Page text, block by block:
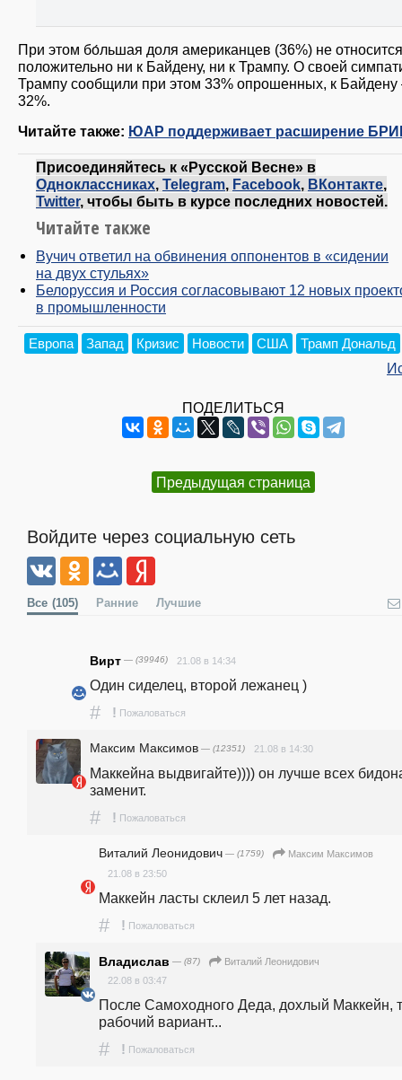
При этом бо́льшая доля американцев (36%) не относится
положительно ни к Байдену, ни к Трампу. О своей
Трампу сообщили при этом 33% опрошенных, к
32%.
Читайте также: ЮАР поддерживает расширение
Присоединяйтесь к «Русской Весне» в
Одноклассниках, Telegram, Facebook, ВКонтакте,
Twitter, чтобы быть в курсе последних новостей.
Читайте также
Вучич ответил на обвинения оппонентов в «сидении
на двух стульях»
Белоруссия и Россия согласовывают 12 новых
в промышленности
Европа Запад Кризис Новости США Трамп Дональд
ПОДЕЛИТЬСЯ
Предыдущая страница
Войдите через социальную сеть
Все (105) Ранние Лучшие
Вирт — (39946) 21.08 в 14:34
Один сиделец, второй лежанец )
# ! Пожаловаться
Максим Максимов — (12351) 21.08 в 14:30
Маккейна выдвигайте)))) он лучше всех
заменит.
# ! Пожаловаться
Виталий Леонидович — (1759)
Максим Максимов
21.08 в 23:50
Маккейн ласты склеил 5 лет назад.
# ! Пожаловаться
Владислав — (87)
Виталий Леонидович
22.08 в 03:47
После Самоходного Деда, дохлый Маккейн,
рабочий вариант...
# ! Пожаловаться